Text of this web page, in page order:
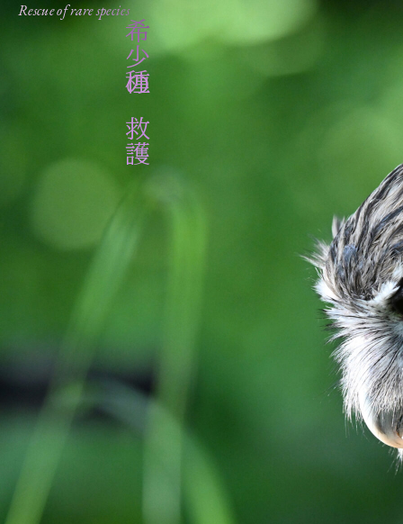
希少種の救護
Rescue of rare species